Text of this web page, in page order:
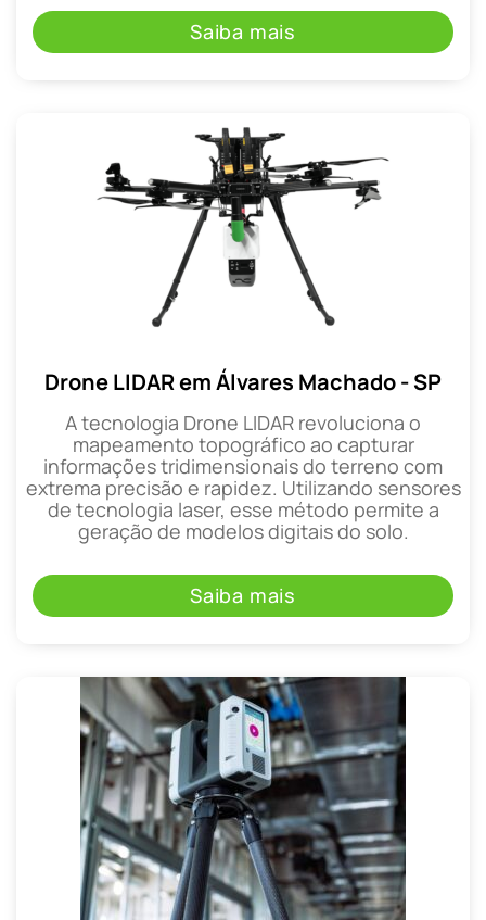
Saiba mais
Drone LIDAR em Álvares Machado - SP
A tecnologia Drone LIDAR revoluciona o
mapeamento topográfico ao capturar
informações tridimensionais do terreno com
extrema precisão e rapidez. Utilizando sensores
de tecnologia laser, esse método permite a
geração de modelos digitais do solo.
Saiba mais